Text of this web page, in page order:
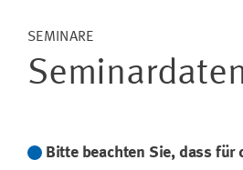
SEMINARE
Bitte beachten Sie, dass für